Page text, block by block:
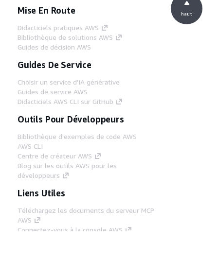
Mise En Route
Didacticiels pratiques AWS
Bibliothèque de solutions AWS
Guides de décision AWS
Guides De Service
Choisir un service d'IA générative
Guides de service AWS
Didacticiels AWS CLI sur GitHub
Outils Pour Développeurs
Bibliothèque d'exemples de code AWS
AWS CLI
Centre de créateur AWS
Blog sur les outils AWS pour les
développeurs
Liens Utiles
Téléchargez les documents du serveur MCP
AWS
Connectez-vous à la console AWS
haut